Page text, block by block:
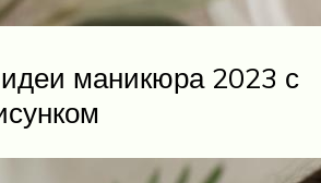
маникюра 2023 с